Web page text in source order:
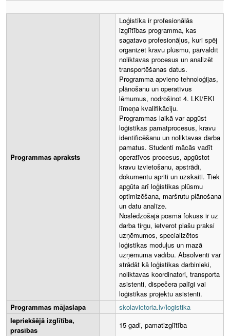
Programmas apraksts
Loģistika ir profesionālās
izglītības programma, kas
sagatavo profesionāļus, kuri spēj
organizēt kravu plūsmu, pārvaldīt
noliktavas procesus un analizēt
transportēšanas datus.
Programma apvieno tehnoloģijas,
plānošanu un operatīvus
lēmumus, nodrošinot 4. LKI/EKI
līmeņa kvalifikāciju.
Programmas laikā var apgūst
loģistikas pamatprocesus, kravu
identificēšanu un noliktavas darba
pamatus. Studenti mācās vadīt
operatīvos procesus, apgūstot
kravu izvietošanu, apstrādi,
dokumentu apriti un uzskaiti. Tiek
apgūta arī loģistikas plūsmu
optimizēšana, maršrutu plānošana
un datu analīze.
Noslēdzošajā posmā fokuss ir uz
darba tirgu, ietverot plašu praksi
uzņēmumos, specializētos
loģistikas moduļus un mazā
uzņēmuma vadību. Absolventi var
strādāt kā loģistikas darbinieki,
noliktavas koordinatori, transporta
asistenti, dispečera palīgi vai
loģistikas projektu asistenti.
Programmas mājaslapa
skolavictoria.lv/logistika
Iepriekšējā izglītība,
prasības
15 gadi, pamatizglītība